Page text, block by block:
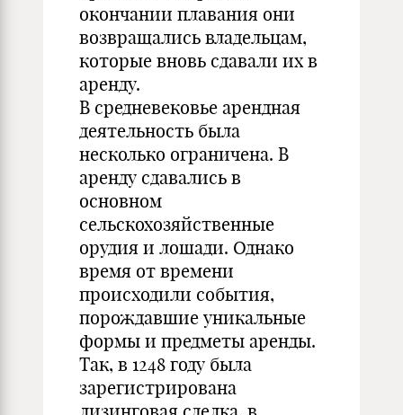
окончании плавания они
возвращались владельцам,
которые вновь сдавали их в
аренду.
В средневековье арендная
деятельность была
несколько ограничена. В
аренду сдавались в
основном
сельскохозяйственные
орудия и лошади. Однако
время от времени
происходили события,
порождавшие уникальные
формы и предметы аренды.
Так, в 1248 году была
зарегистрирована